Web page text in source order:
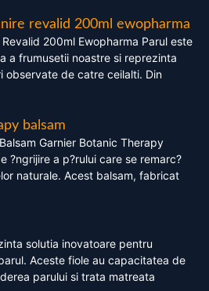
revalid 200ml ewopharma
200ml Ewopharma Parul este
a frumusetii noastre si reprezinta
observate de catre ceilalti. Din
balsam
Garnier Botanic Therapy
?ngrijire a p?rului care se remarc?
naturale. Acest balsam, fabricat
solutia inovatoare pentru
Aceste fiole au capacitatea de
parului si trata matreata